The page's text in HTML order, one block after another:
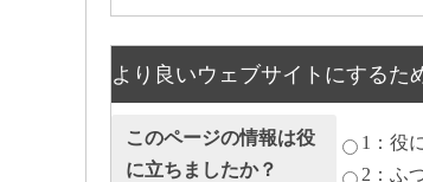
より良いウェブサイトにするた
このページの情報は役
に立ちましたか？
1：役
2：ふ